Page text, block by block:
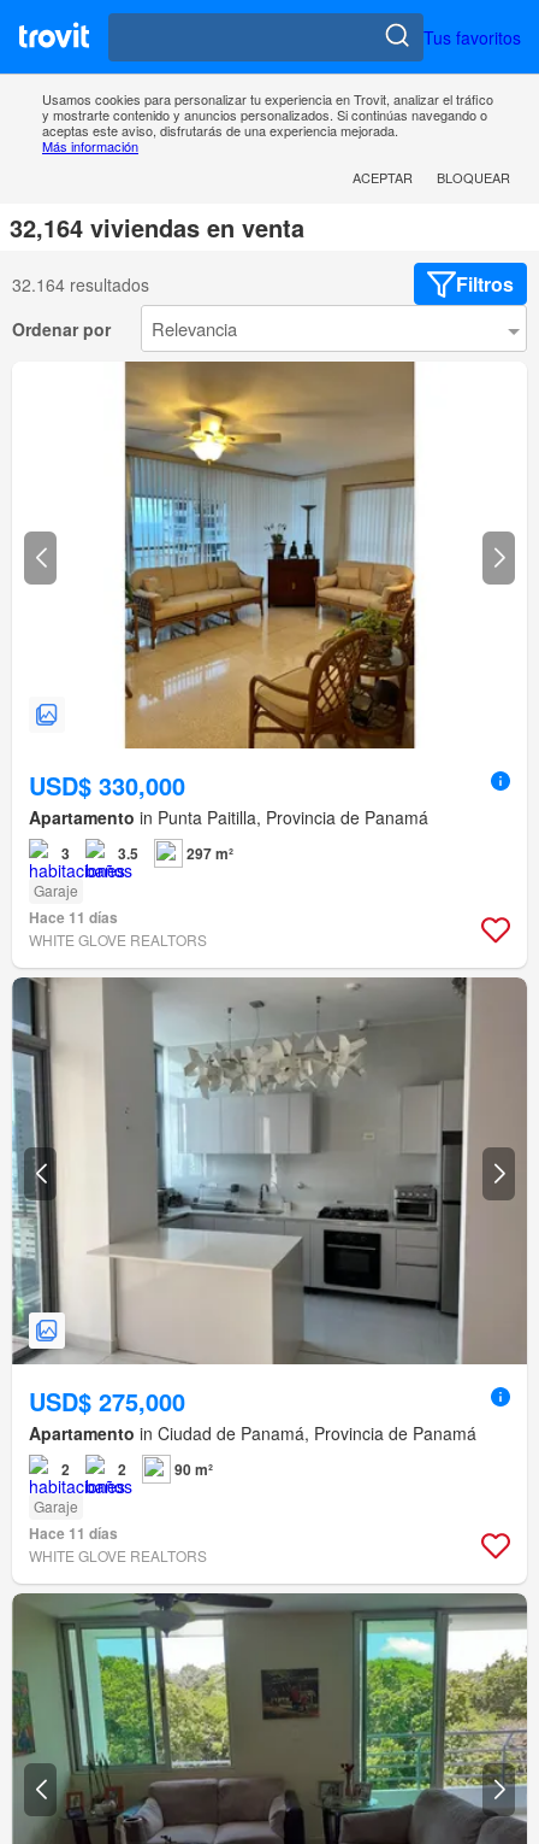
Tus favoritos
Usamos cookies para personalizar tu experiencia en Trovit, analizar el tráfico
y mostrarte contenido y anuncios personalizados. Si continúas navegando o
aceptas este aviso, disfrutarás de una experiencia mejorada.
Más información
ACEPTAR
BLOQUEAR
32,164 viviendas en venta
32.164 resultados Filtros
Ordenar por
USD$ 330,000
Apartamento in Punta Paitilla, Provincia de Panamá
3 3.5 297 m²
Garaje
Hace 11 días
WHITE GLOVE REALTORS
USD$ 275,000
Apartamento in Ciudad de Panamá, Provincia de Panamá
2 2 90 m²
Garaje
Hace 11 días
WHITE GLOVE REALTORS